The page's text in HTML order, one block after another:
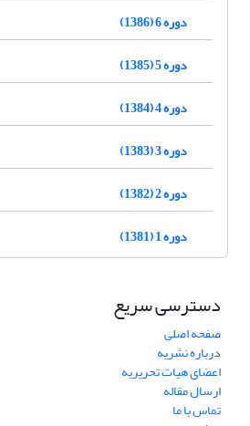
دوره 6 (1386)
دوره 5 (1385)
دوره 4 (1384)
دوره 3 (1383)
دوره 2 (1382)
دوره 1 (1381)
دسترسی سریع
صفحه اصلی
درباره نشریه
اعضای هیات تحریریه
ارسال مقاله
تماس با ما